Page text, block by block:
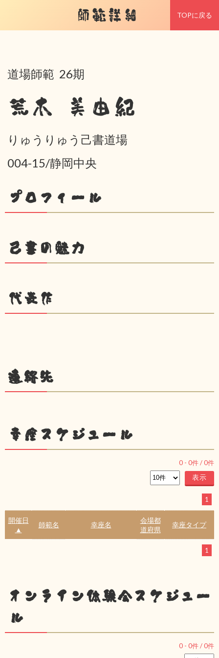
師範詳細 TOPに戻る
道場師範 26期
荒木 美由紀
りゅうりゅう己書道場
004-15/静岡中央
プロフィール
己書の魅力
代表作
連絡先
幸座スケジュール
0 - 0件 /0件
1
開催日
▲
師範名 幸座名
会場都
道府県
幸座タイプ
1
オンライン体験会スケジュー
ル
0 - 0件 /0件